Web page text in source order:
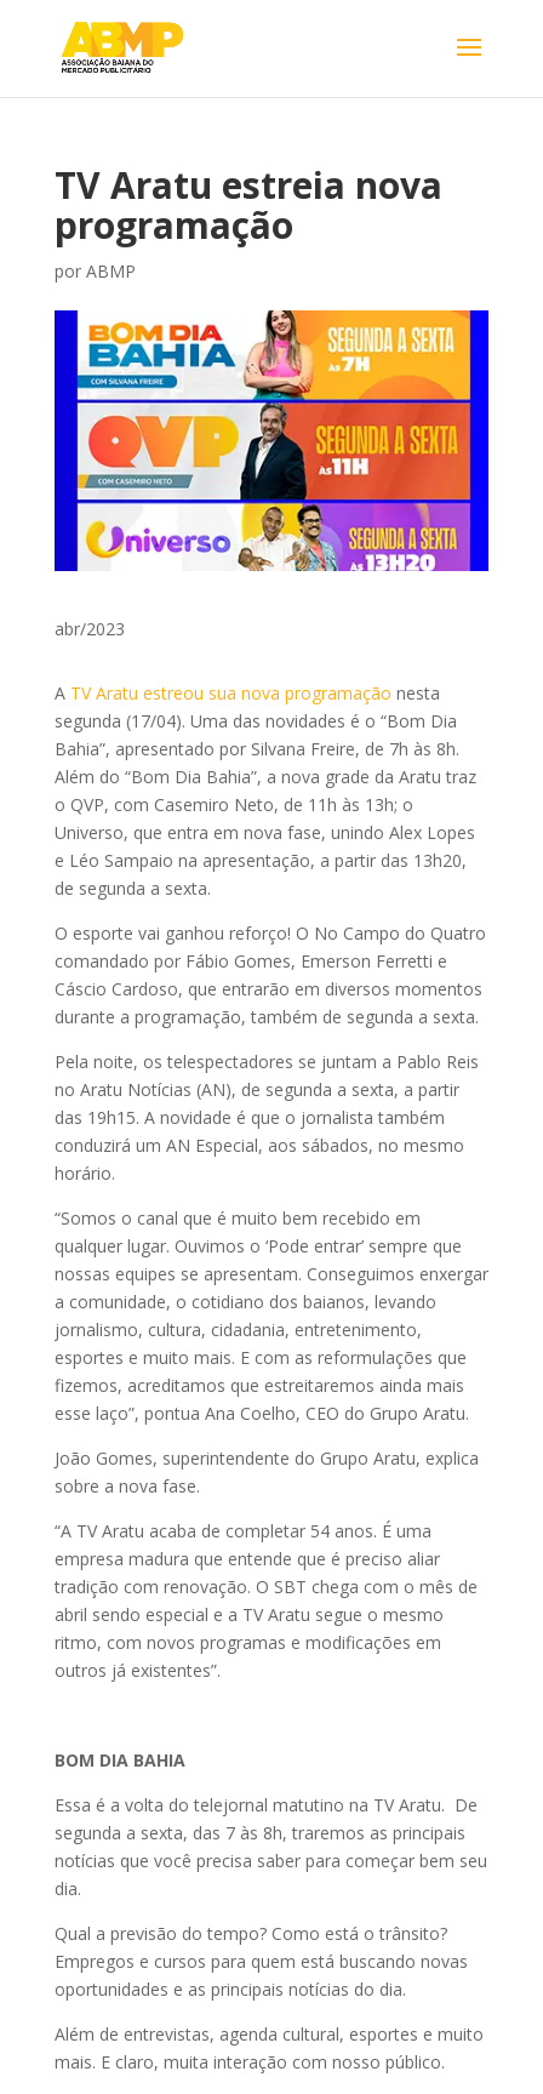
TV Aratu estreia nova
programação
por ABMP
abr/2023
A TV Aratu estreou sua nova programação nesta
segunda (17/04). Uma das novidades é o “Bom Dia
Bahia”, apresentado por Silvana Freire, de 7h às 8h.
Além do “Bom Dia Bahia”, a nova grade da Aratu traz
o QVP, com Casemiro Neto, de 11h às 13h; o
Universo, que entra em nova fase, unindo Alex Lopes
e Léo Sampaio na apresentação, a partir das 13h20,
de segunda a sexta.
O esporte vai ganhou reforço! O No Campo do Quatro
comandado por Fábio Gomes, Emerson Ferretti e
Cáscio Cardoso, que entrarão em diversos momentos
durante a programação, também de segunda a sexta.
Pela noite, os telespectadores se juntam a Pablo Reis
no Aratu Notícias (AN), de segunda a sexta, a partir
das 19h15. A novidade é que o jornalista também
conduzirá um AN Especial, aos sábados, no mesmo
horário.
“Somos o canal que é muito bem recebido em
qualquer lugar. Ouvimos o ‘Pode entrar’ sempre que
nossas equipes se apresentam. Conseguimos enxergar
a comunidade, o cotidiano dos baianos, levando
jornalismo, cultura, cidadania, entretenimento,
esportes e muito mais. E com as reformulações que
fizemos, acreditamos que estreitaremos ainda mais
esse laço”, pontua Ana Coelho, CEO do Grupo Aratu.
João Gomes, superintendente do Grupo Aratu, explica
sobre a nova fase.
“A TV Aratu acaba de completar 54 anos. É uma
empresa madura que entende que é preciso aliar
tradição com renovação. O SBT chega com o mês de
abril sendo especial e a TV Aratu segue o mesmo
ritmo, com novos programas e modificações em
outros já existentes”.
BOM DIA BAHIA
Essa é a volta do telejornal matutino na TV Aratu. De
segunda a sexta, das 7 às 8h, traremos as principais
notícias que você precisa saber para começar bem seu
dia.
Qual a previsão do tempo? Como está o trânsito?
Empregos e cursos para quem está buscando novas
oportunidades e as principais notícias do dia.
Além de entrevistas, agenda cultural, esportes e muito
mais. E claro, muita interação com nosso público.